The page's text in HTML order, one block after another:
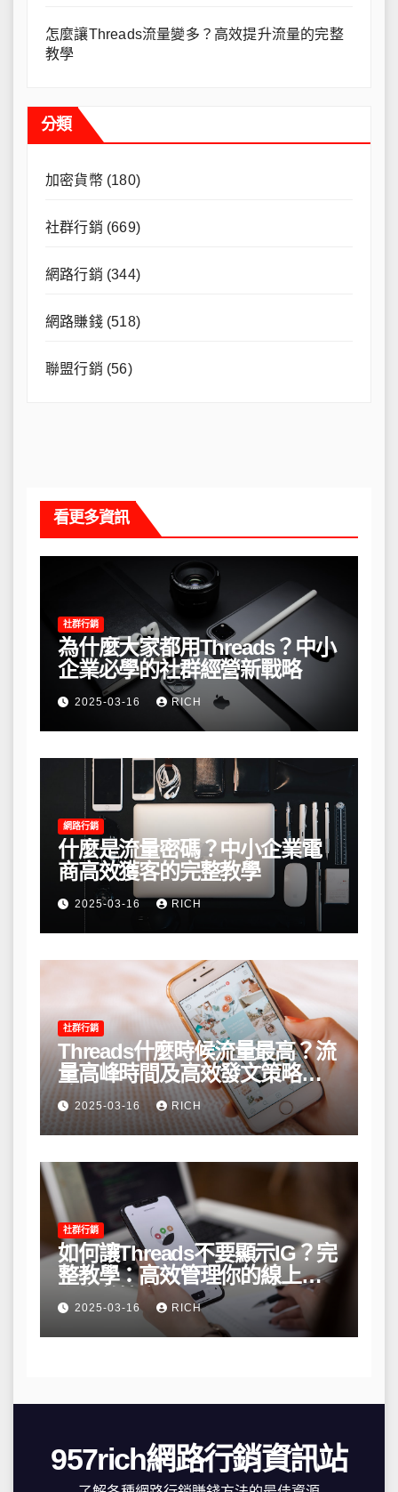
怎麼讓Threads流量變多？高效提升流量的完整
教學
分類
加密貨幣(180)
社群行銷 (669)
網路行銷 (344)
網路賺錢(518)
聯盟行銷 (56)
看更多資訊
社群行銷
為什麼大家都用Threads？中小
企業必學的社群經營新戰略
2025-03-16 RICH
網路行銷
什麼是流量密碼？中小企業電
商高效獲客的完整教學
2025-03-16 RICH
社群行銷
Threads什麼時候流量最高？流
量高峰時間及高效發文策略攻
略2025-03-16 RICH
社群行銷
如何讓Threads不要顯示IG？完
整教學：高效管理你的線上隱
私與數據安全
2025-03-16 RICH
957rich網路行銷資訊站